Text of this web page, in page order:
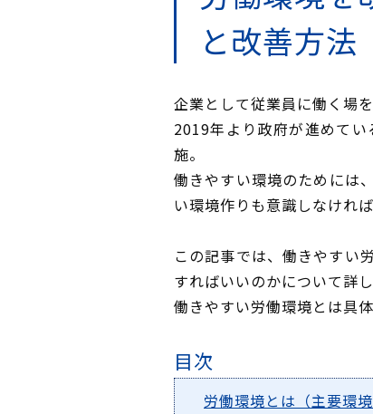
と改善方法
企業として従業員に働く場
2019年より政府が進めて
施。
働きやすい環境のためには
い環境作りも意識しなければ
この記事では、働きやすい
すればいいのかについて詳
働きやすい労働環境とは具
目次
労働環境とは（主要環境